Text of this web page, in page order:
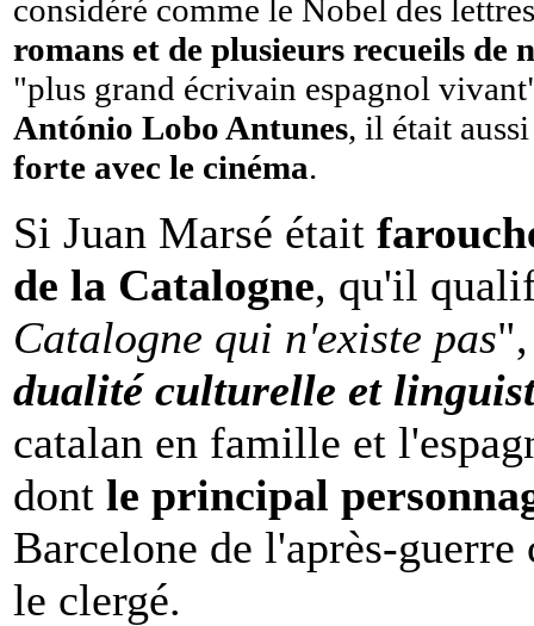
considéré comme le Nobel des
romans et de plusieurs recueils de
"plus grand écrivain espagnol
António Lobo Antunes, il était
forte avec le cinéma.
Si Juan Marsé était
de la Catalogne, qu'il
Catalogne qui n'existe pas
dualité culturelle et
catalan en famille et
dont le principal
Barcelone de l'après-
le clergé.